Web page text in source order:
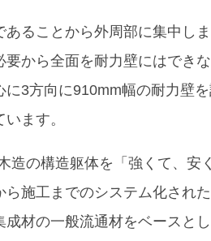
あることから外周部に集中し
要から全面を耐力壁にはでき
に3方向に910mm幅の耐力壁
ます。
造の構造躯体を「強くて、安
ら施工までのシステム化され
成材の一般流通材をベースと